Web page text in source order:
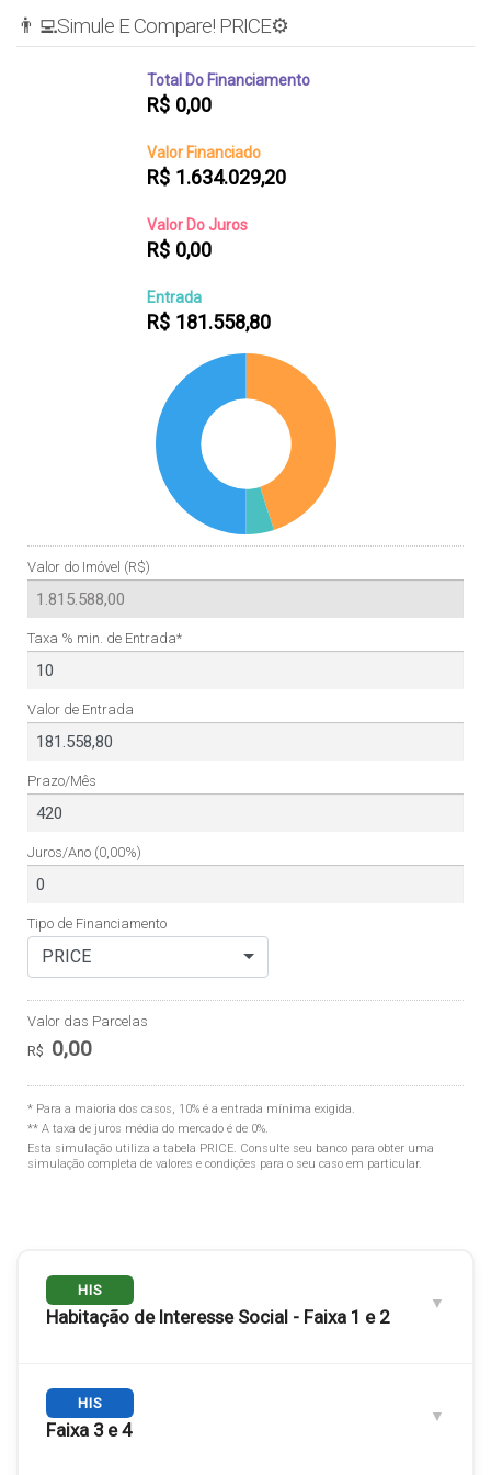
👨‍💻Simule E Compare! PRICE⚙️
Total Do Financiamento
R$ 0,00
Valor Financiado
R$ 1.634.029,20
Valor Do Juros
R$ 0,00
Entrada
R$ 181.558,80
Valor do Imóvel (R$)
Taxa % min. de Entrada*
Valor de Entrada
Prazo/Mês
Juros/Ano (0,00%)
Tipo de Financiamento
PRICE
Valor das Parcelas
R$ 0,00
* Para a maioria dos casos, 10% é a entrada mínima exigida.
** A taxa de juros média do mercado é de 0%.
Esta simulação utiliza a tabela PRICE. Consulte seu banco para obter uma
simulação completa de valores e condições para o seu caso em particular.
HIS
Habitação de Interesse Social - Faixa 1 e 2
Engloba as
3 salários mínimos.
HIS
Faixa 3 e 4